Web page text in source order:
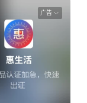
广告